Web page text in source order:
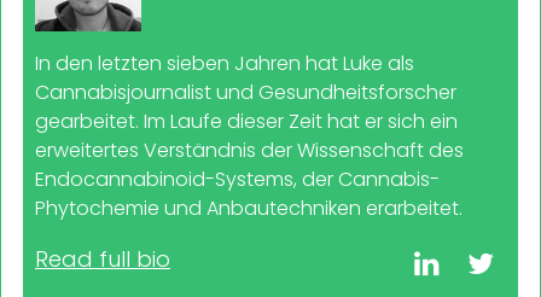
In den letzten sieben Jahren hat Luke als
Cannabisjournalist und Gesundheitsforscher
gearbeitet. Im Laufe dieser Zeit hat er sich ein
erweitertes Verständnis der Wissenschaft des
Endocannabinoid-Systems, der Cannabis-
Phytochemie und Anbautechniken erarbeitet.
Read full bio